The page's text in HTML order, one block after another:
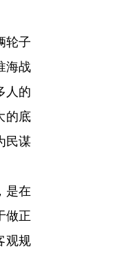
轮子
海战
人的
的底
民谋
是在
做正
观规